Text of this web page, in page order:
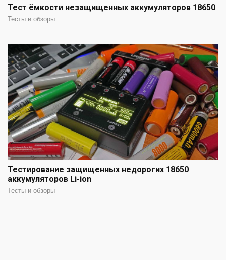
Тест ёмкости незащищенных аккумуляторов 18650
Тесты и обзоры
Тестирование защищенных недорогих 18650
аккумуляторов Li-ion
Тесты и обзоры